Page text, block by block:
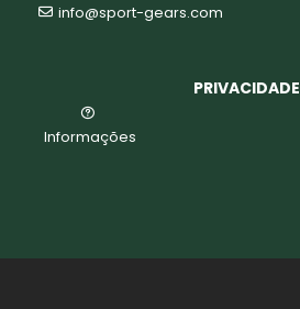
info@sport-gears.com
PRIVACIDADE
Informações